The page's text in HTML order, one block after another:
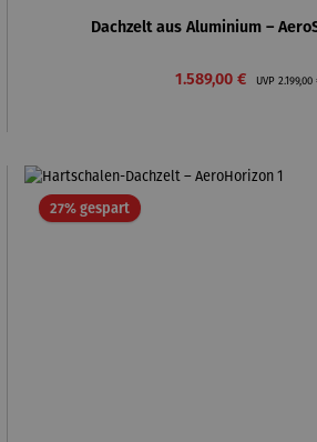
Dachzelt aus Aluminium –
Verkaufspreis:
1.589,00 € UVP 2.199,00
27% gespartRabatt